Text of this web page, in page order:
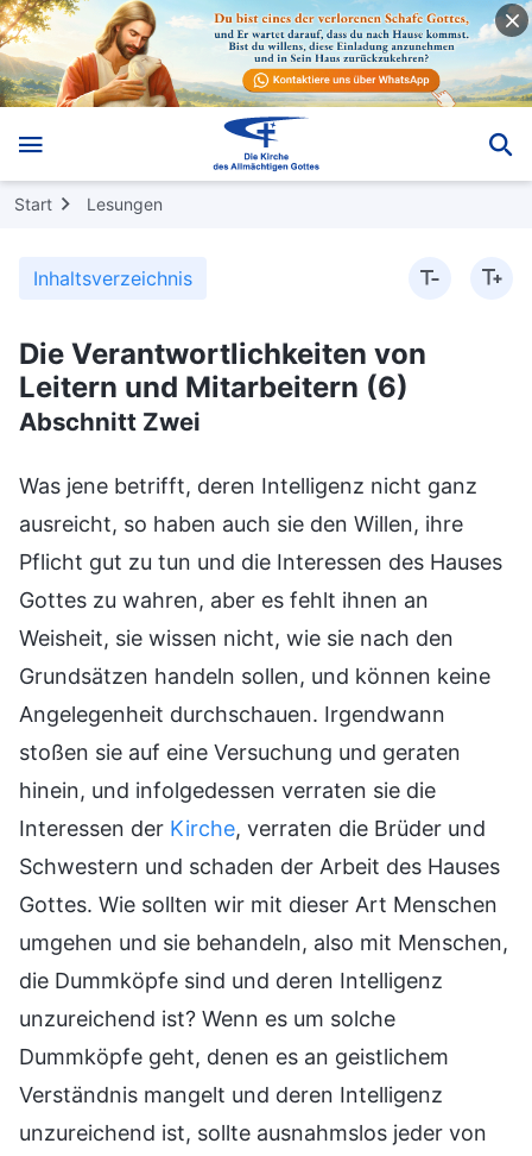
Start Lesungen
Inhaltsverzeichnis
Die Verantwortlichkeiten von
Leitern und Mitarbeitern (6)
Abschnitt Zwei
Was jene betrifft, deren Intelligenz nicht ganz
ausreicht, so haben auch sie den Willen, ihre
Pflicht gut zu tun und die Interessen des Hauses
Gottes zu wahren, aber es fehlt ihnen an
Weisheit, sie wissen nicht, wie sie nach den
Grundsätzen handeln sollen, und können keine
Angelegenheit durchschauen. Irgendwann
stoßen sie auf eine Versuchung und geraten
hinein, und infolgedessen verraten sie die
Interessen der Kirche, verraten die Brüder und
Schwestern und schaden der Arbeit des Hauses
Gottes. Wie sollten wir mit dieser Art Menschen
umgehen und sie behandeln, also mit Menschen,
die Dummköpfe sind und deren Intelligenz
unzureichend ist? Wenn es um solche
Dummköpfe geht, denen es an geistlichem
Verständnis mangelt und deren Intelligenz
unzureichend ist, sollte ausnahmslos jeder von